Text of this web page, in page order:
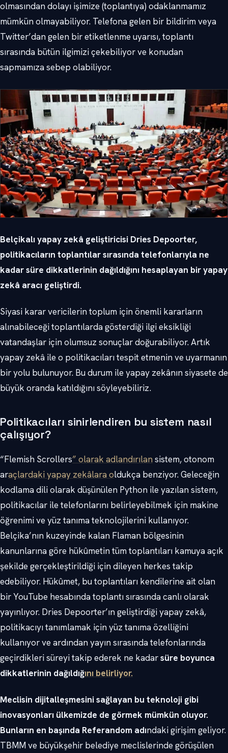
olmasından dolayı işimize (toplantıya) odaklanmamız
mümkün olmayabiliyor. Telefona gelen bir bildirim veya
Twitter’dan gelen bir etiketlenme uyarısı, toplantı
sırasında bütün ilgimizi çekebiliyor ve konudan
sapmamıza sebep olabiliyor.
Belçikalı yapay zekâ geliştiricisi Dries Depoorter,
politikacıların toplantılar sırasında telefonlarıyla ne
kadar süre dikkatlerinin dağıldığını hesaplayan bir yapay
zekâ aracı geliştirdi.
Siyasi karar vericilerin toplum için önemli kararların
alınabileceği toplantılarda gösterdiği ilgi eksikliği
vatandaşlar için olumsuz sonuçlar doğurabiliyor. Artık
yapay zekâ ile o politikacıları tespit etmenin ve uyarmanın
bir yolu bulunuyor. Bu durum ile yapay zekânın siyasete de
büyük oranda katıldığını söyleyebiliriz.
Politikacıları sinirlendiren bu sistem nasıl
çalışıyor?
“Flemish Scrollers” olarak adlandırılan sistem, otonom
araçlardaki yapay zekâlara oldukça benziyor. Geleceğin
kodlama dili olarak düşünülen Python ile yazılan sistem,
politikacılar ile telefonlarını belirleyebilmek için makine
öğrenimi ve yüz tanıma teknolojilerini kullanıyor.
Belçika’nın kuzeyinde kalan Flaman bölgesinin
kanunlarına göre hükûmetin tüm toplantıları kamuya açık
şekilde gerçekleştirildiği için dileyen herkes takip
edebiliyor. Hükûmet, bu toplantıları kendilerine ait olan
bir YouTube hesabında toplantı sırasında canlı olarak
yayınlıyor. Dries Depoorter’ın geliştirdiği yapay zekâ,
politikacıyı tanımlamak için yüz tanıma özelliğini
kullanıyor ve ardından yayın sırasında telefonlarında
geçirdikleri süreyi takip ederek ne kadarsüre boyunca
dikkatlerinin dağıldığını belirliyor.
Meclisin dijitalleşmesini sağlayan bu teknoloji gibi
inovasyonları ülkemizde de görmek mümkün oluyor.
Bunların en başında Referandom adındaki girişim geliyor.
TBMM ve büyükşehir belediye meclislerinde görüşülen